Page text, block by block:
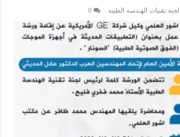
,لجنة تقنيات الهندسه الطبيه 0